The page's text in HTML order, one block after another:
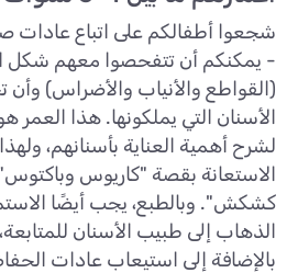
شجعوا أطفالكم على اتباع عادات
- يمكنكم أن تتفحصوا معهم شكل
(القواطع والأنياب والأضراس)
الأسنان التي يملكونها. هذا العمر
لشرح أهمية العناية بأسنانهم،
الاستعانة بقصة "كاريوس
كشكش". وبالطبع، يجب أيضًا
الذهاب إلى طبيب الأسنان للمتابعة،
بالإضافة إلى استيعاب عادات